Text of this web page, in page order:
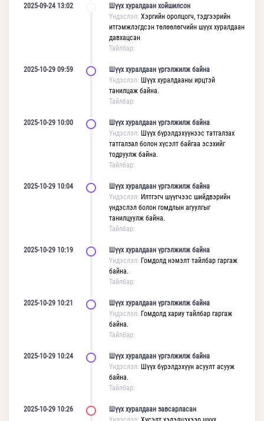
2025-09-24 13:02
Шүүх хуралдаан хойшилсон
Үндэслэл: Хэргийн оролцогч, тэдгээрийн
итгэмжлэгдсэн төлөөлөгчийн шүүх хуралдаан
давхацсан
Тайлбар:
2025-10-29 09:59
Шүүх хуралдаан үргэлжилж байна
Үндэслэл: Шүүх хуралдааны ирцтэй
танилцаж байна.
Тайлбар:
2025-10-29 10:00
Шүүх хуралдаан үргэлжилж байна
Үндэслэл: Шүүх бүрэлдэхүүнээс татгалзах
татгалзал болон хүсэлт байгаа эсэхийг
тодруулж байна.
Тайлбар:
2025-10-29 10:04
Шүүх хуралдаан үргэлжилж байна
Үндэслэл: Илтгэгч шүүгчээс шийдвэрийн
үндэслэл болон гомдлын агуулгыг
танилцуулж байна.
Тайлбар:
2025-10-29 10:19
Шүүх хуралдаан үргэлжилж байна
Үндэслэл: Гомдолд нэмэлт тайлбар гаргаж
байна.
Тайлбар:
2025-10-29 10:21
Шүүх хуралдаан үргэлжилж байна
Үндэслэл: Гомдолд хариу тайлбар гаргаж
байна.
Тайлбар:
2025-10-29 10:24
Шүүх хуралдаан үргэлжилж байна
Үндэслэл: Шүүх бүрэлдэхүүн асуулт асууж
байна.
Тайлбар:
2025-10-29 10:26
Шүүх хуралдаан завсарласан